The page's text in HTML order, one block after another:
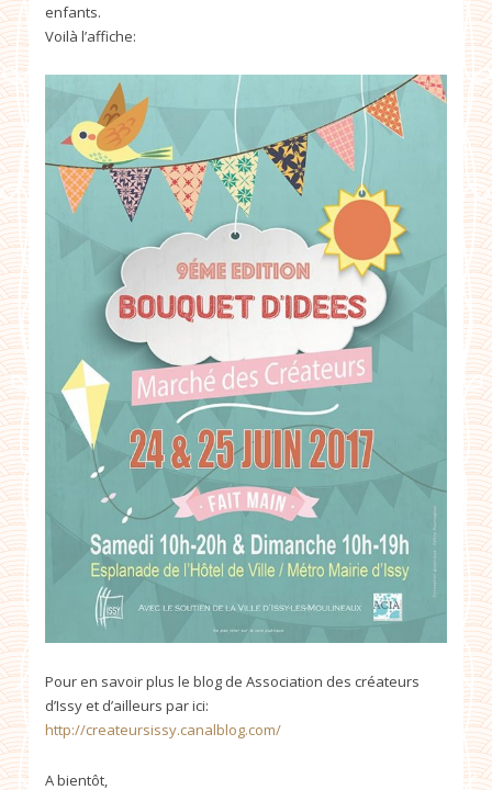
enfants.
Voilà l’affiche:
Pour en savoir plus le blog de Association des créateurs
d’Issy et d’ailleurs par ici:
http://createursissy.canalblog.com/
A bientôt,